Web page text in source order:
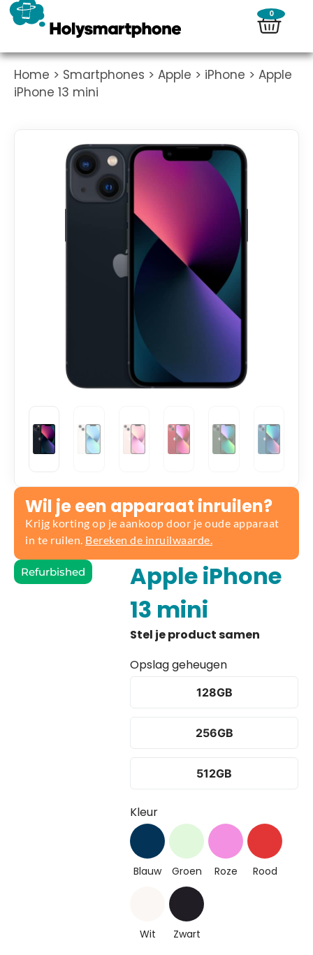
0
Home > Smartphones > Apple > iPhone > Apple
iPhone 13 mini
Wil je een apparaat inruilen?
Krijg korting op je aankoop door je oude apparaat
in te ruilen. Bereken de inruilwaarde.
Refurbished
Apple iPhone
13 mini
Opslag geheugen
128GB
256GB
512GB
Kleur
Blauw Groen Roze Rood
Wit Zwart